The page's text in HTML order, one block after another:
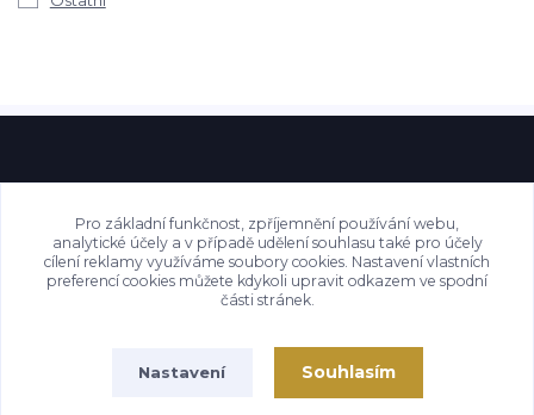
Pro základní funkčnost, zpříjemnění používání webu,
analytické účely a v případě udělení souhlasu také pro účely
cílení reklamy využíváme soubory cookies. Nastavení vlastních
preferencí cookies můžete kdykoli upravit odkazem ve spodní
části stránek.
Nastavení Souhlasím